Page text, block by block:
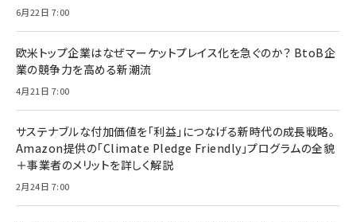
6月22日 7:00
欧米トップ企業はなぜマーケットプレイス化を急ぐのか？ BtoB企
業の競争力を高める新潮流
4月21日 7:00
サステナブルな付加価値を「利益」につなげる新時代の成長戦略。
Amazon提供の「Climate Pledge Friendly」プログラムの全貌
＋事業者のメリットを詳しく解説
2月24日 7:00